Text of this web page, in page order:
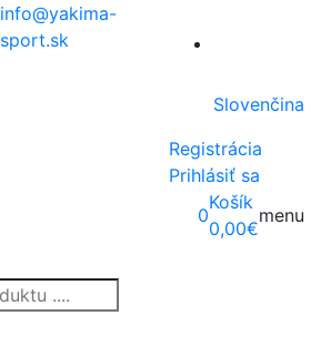
info@yakima-
sport.sk
Slovenčina
Registrácia
Prihlásiť sa
0
Košík
0,00€
menu